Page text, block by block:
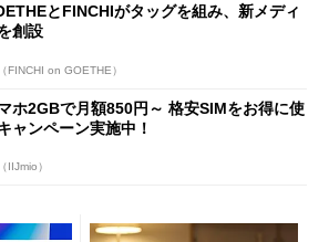
とFINCHIがタッグを組み、新メディ
創設
FINCHI on GOETHE）
ホ2GBで月額850円～ 格安SIMをお得に使
ャンペーン実施中！
IIJmio）